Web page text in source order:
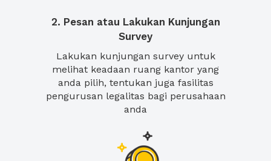
2. Pesan atau Lakukan Kunjungan
Survey
Lakukan kunjungan survey untuk
melihat keadaan ruang kantor yang
anda pilih, tentukan juga fasilitas
pengurusan legalitas bagi perusahaan
anda